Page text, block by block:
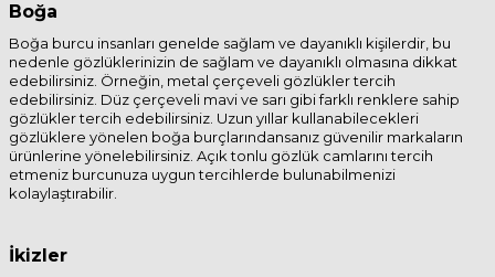
Boğa
Boğa burcu insanları genelde sağlam ve dayanıklı kişilerdir, bu
nedenle gözlüklerinizin de sağlam ve dayanıklı olmasına dikkat
edebilirsiniz. Örneğin, metal çerçeveli gözlükler tercih
edebilirsiniz. Düz çerçeveli mavi ve sarı gibi farklı renklere sahip
gözlükler tercih edebilirsiniz. Uzun yıllar kullanabilecekleri
gözlüklere yönelen boğa burçlarındansanız güvenilir markaların
ürünlerine yönelebilirsiniz. Açık tonlu gözlük camlarını tercih
etmeniz burcunuza uygun tercihlerde bulunabilmenizi
kolaylaştırabilir.
İkizler